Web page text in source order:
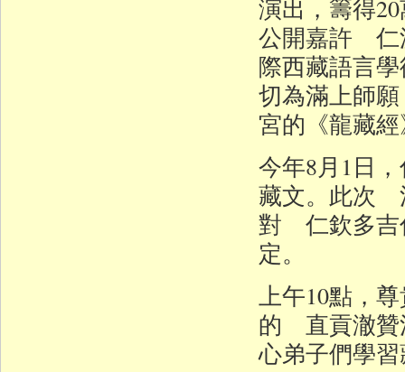
演出，籌得
公開嘉許 仁
際西藏語言
切為滿上師
宮的《龍藏
今年8月1日
藏文。此次
對 仁欽多吉
定。
上午10點，
的 直貢澈贊
心弟子們學